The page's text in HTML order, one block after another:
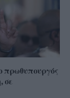
πρωθυπουργός
σε